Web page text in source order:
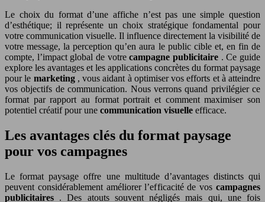
Le choix du format d’une affiche n’est pas une simple question
d’esthétique; il représente un choix stratégique fondamental pour
votre communication visuelle. Il influence directement la visibilité de
votre message, la perception qu’en aura le public cible et, en fin de
compte, l’impact global de votrecampagne publicitaire . Ce guide
explore les avantages et les applications concrètes du format paysage
pour le marketing , vous aidant à optimiser vos efforts et à atteindre
vos objectifs de communication. Nous verrons quand privilégier ce
format par rapport au format portrait et comment maximiser son
potentiel créatif pour une communication visuelle efficace.
Les avantages clés du format paysage
pour vos campagnes
Le format paysage offre une multitude d’avantages distincts qui
peuvent considérablement améliorer l’efficacité de vos campagnes
publicitaires . Des atouts souvent négligés mais qui, une fois